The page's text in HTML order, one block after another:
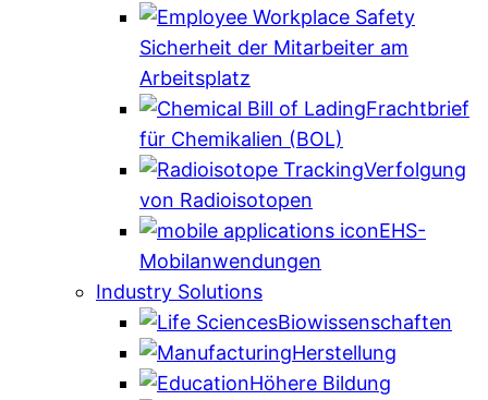
Sicherheit der Mitarbeiter am
Arbeitsplatz
Frachtbrief
für Chemikalien (BOL)
Verfolgung
von Radioisotopen
EHS-
Mobilanwendungen
Industry Solutions
Biowissenschaften
Herstellung
Höhere Bildung